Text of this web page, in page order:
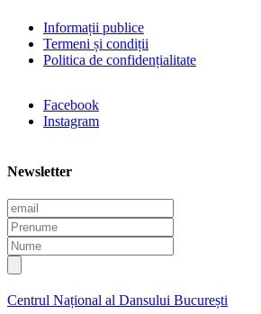
Informații publice
Termeni și condiții
Politica de confidențialitate
Facebook
Instagram
Newsletter
E
m
a
i
l
P
r
e
n
m
N
u
m
e
Centrul Național al Dansului București